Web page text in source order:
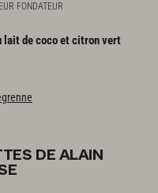
FONDATEUR
laitdecocoetcitronvert
DE ALAIN